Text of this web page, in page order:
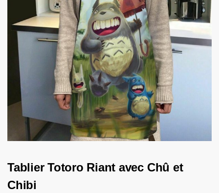
Tablier Totoro Riant avec Chû et
Chibi